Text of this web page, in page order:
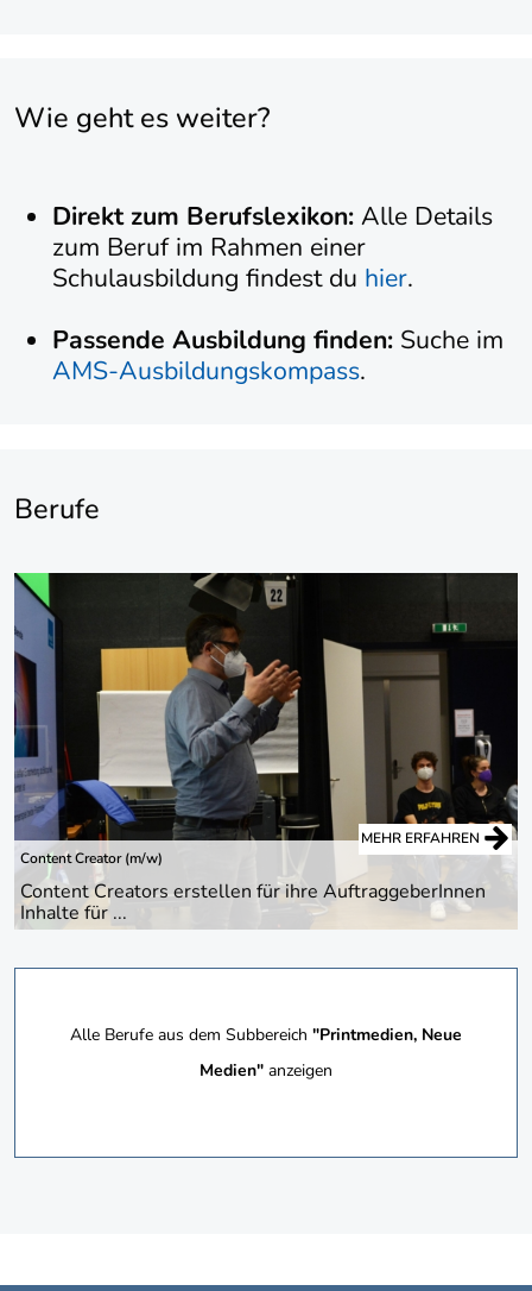
Wie geht es weiter?
Direkt zum Berufslexikon: Alle Details
zum Beruf im Rahmen einer
Schulausbildung findest du hier.
Passende Ausbildung finden: Suche im
AMS-Ausbildungskompass.
Berufe
Content Creator (m/w)
Content Creators erstellen für ihre AuftraggeberInnen
Inhalte für ...
MEHR ERFAHREN
Alle Berufe aus dem Subbereich "Printmedien, Neue
Medien" anzeigen